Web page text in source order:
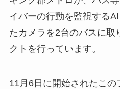
イバーの行動を監視する
たカメラを2台のバスに取
クトを行っています。
11月6日に開始されたこの